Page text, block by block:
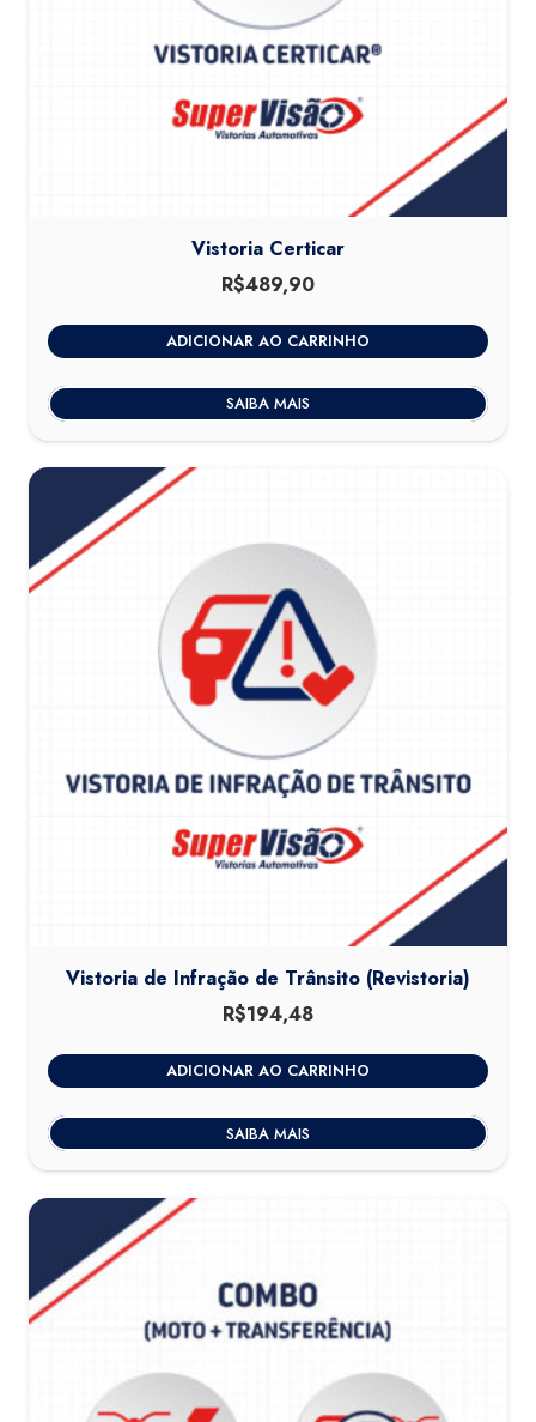
Vistoria Certicar
R$489,90
ADICIONAR AO CARRINHO
SAIBA MAIS
Vistoria de Infração de Trânsito (Revistoria)
R$194,48
ADICIONAR AO CARRINHO
SAIBA MAIS